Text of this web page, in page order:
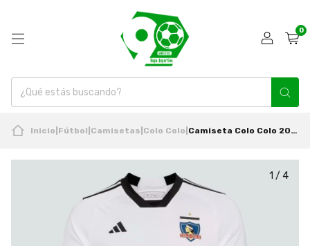
0
Inicio Fútbol Camisetas Colo Colo Camiseta Colo Colo 2024 Local Nueva Original Adidas
1 / 4